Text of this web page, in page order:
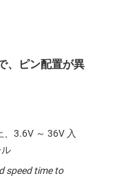
、ピン配置が異
3.6V ～ 36V 入
speed time to